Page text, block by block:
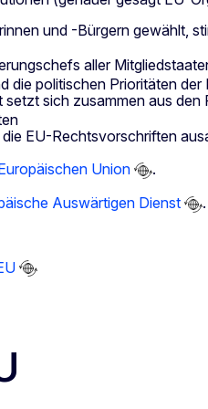
und -Bürgern gewählt,
aller
die politischen Prioritäten
setzt sich zusammen aus
die EU-Rechtsvorschriften
Union
.
Auswärtigen Dienst .